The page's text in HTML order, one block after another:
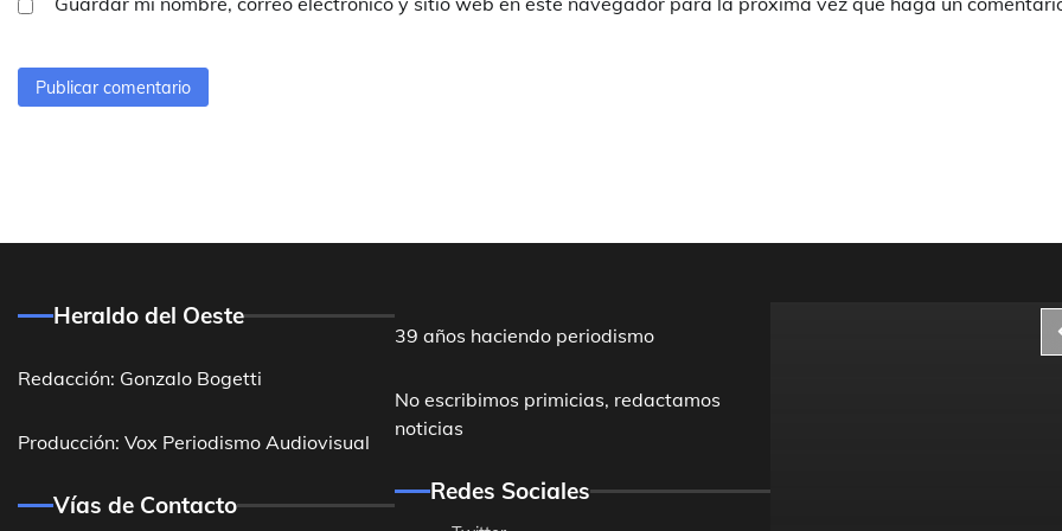
Heraldo del Oeste
Redacción: Gonzalo Bogetti
Producción: Vox Periodismo Audiovisual
Vías de Contacto
39 años haciendo periodismo
No escribimos primicias, redactamos
noticias
Redes Sociales